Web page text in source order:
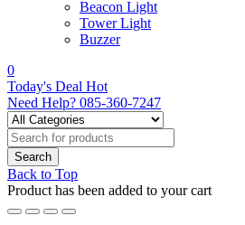
Beacon Light
Tower Light
Buzzer
0
Today's Deal Hot
Need Help? 085-360-7247
Back to Top
Product has been added to your cart